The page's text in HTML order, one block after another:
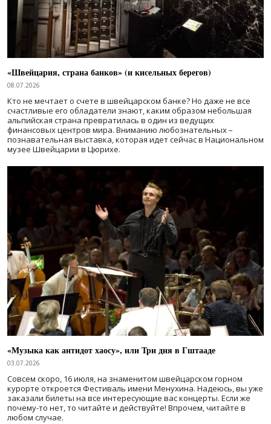
«Швейцария, страна банков» (и кисельных берегов)
08.07.2026
Кто не мечтает о счете в швейцарском банке? Но даже не все
счастливые его обладатели знают, каким образом небольшая
альпийская страна превратилась в один из ведущих
финансовых центров мира. Вниманию любознательных –
познавательная выставка, которая идет сейчас в Национальном
музее Швейцарии в Цюрихе.
«Музыка как антидот хаосу», или Три дня в Гштааде
03.07.2026
Совсем скоро, 16 июля, на знаменитом швейцарском горном
курорте откроется Фестиваль имени Менухина. Надеюсь, вы уже
заказали билеты на все интересующие вас концерты. Если же
почему-то нет, то читайте и действуйте! Впрочем, читайте в
любом случае.